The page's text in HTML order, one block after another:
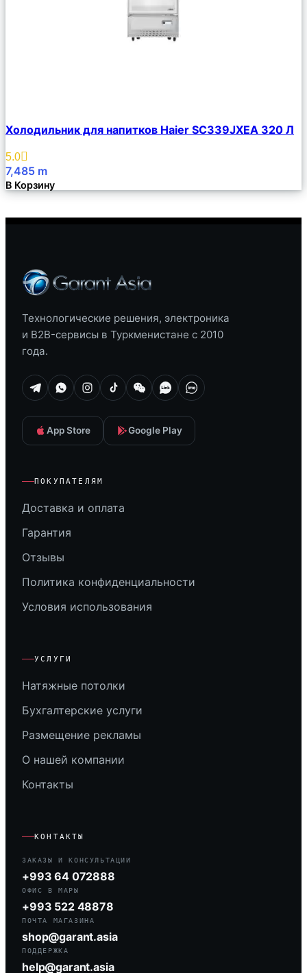
Описание
Избранное
Холодильник для напитков Haier SC339JXEA 320 Л
5.0
7,485 m
В Корзину
Технологические решения, электроника
и B2B-сервисы в Туркменистане с 2010
года.
App Store Google Play
ПОКУПАТЕЛЯМ
Доставка и оплата
Гарантия
Отзывы
Политика конфиденциальности
Условия использования
УСЛУГИ
Натяжные потолки
Бухгалтерские услуги
Размещение рекламы
О нашей компании
Контакты
КОНТАКТЫ
ЗАКАЗЫ И КОНСУЛЬТАЦИИ
+993 64 072888
ОФИС В МАРЫ
+993 522 48878
ПОЧТА МАГАЗИНА
shop@garant.asia
ПОДДЕРЖКА
help@garant.asia